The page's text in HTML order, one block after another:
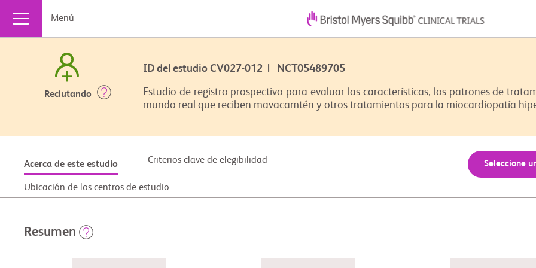
Menú
Reclutando
ID del estudio CV027-012 | NCT05489705
Estudio de registro prospectivo para evaluar las características, los patrones de
mundo real que reciben mavacamtén y otros tratamientos para la miocardiopatía
Acerca de este estudio Criterios clave de elegibilidad
Ubicación de los centros de estudio
Seleccione
Resumen